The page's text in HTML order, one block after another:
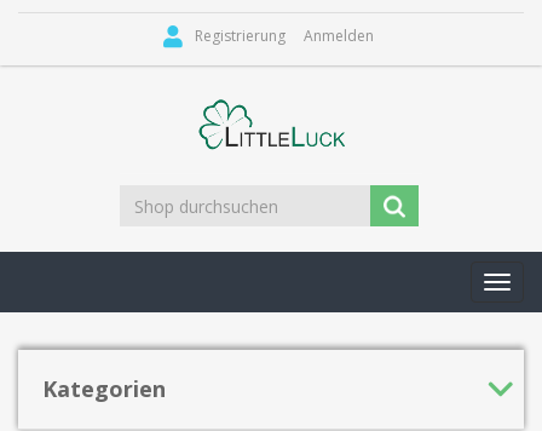
Registrierung Anmelden
Kategorien